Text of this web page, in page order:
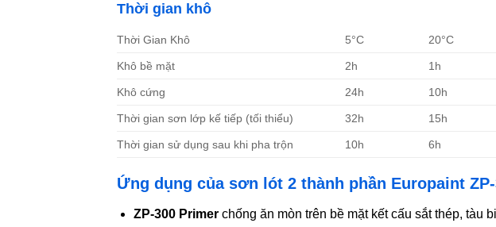
Thời gian khô
Thời Gian Khô 5°C 20°C
Khô bề mặt 2h 1h
Khô cứng 24h 10h
Thời gian sơn lớp kế tiếp (tối thiểu) 32h 15h
Thời gian sử dụng sau khi pha trộn 10h 6h
Ứng dụng của sơn lót 2 thành phần Europaint
ZP-300 Primerchống ăn mòn trên bề mặt kết cấu sắt thép, tàu